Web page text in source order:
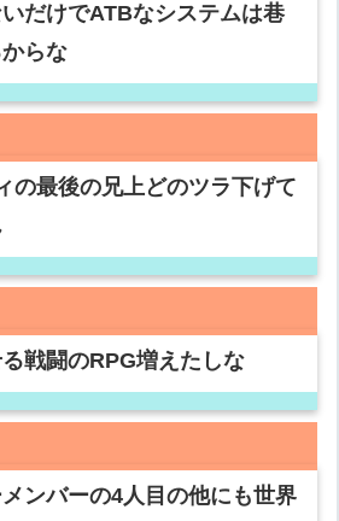
だけでATBなシステムは巷
らな
の最後の兄上どのツラ下げて
戦闘のRPG増えたしな
ンバーの4人目の他にも世界